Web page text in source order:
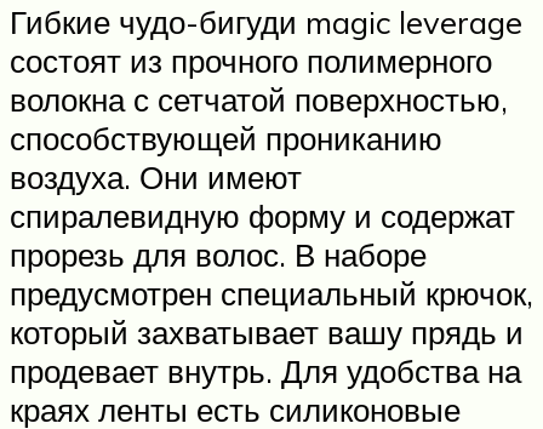
Гибкие чудо-бигуди magic leverage
состоят из прочного полимерного
волокна с сетчатой поверхностью,
способствующей прониканию
воздуха. Они имеют
спиралевидную форму и содержат
прорезь для волос. В наборе
предусмотрен специальный крючок,
который захватывает вашу прядь и
продевает внутрь. Для удобства на
краях ленты есть силиконовые